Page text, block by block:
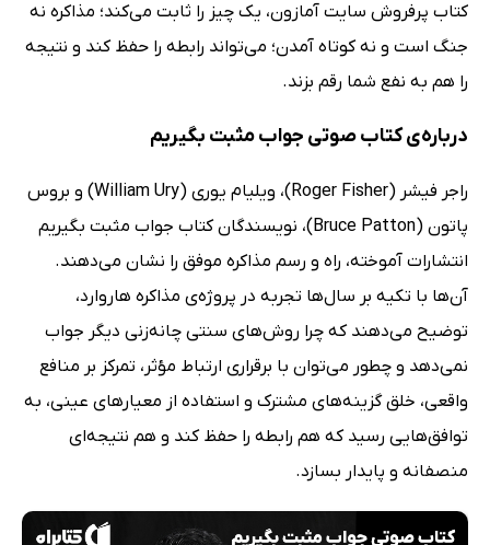
کتاب پرفروش سایت آمازون، یک چیز را ثابت می‌کند؛ مذاکره نه
جنگ است و نه کوتاه آمدن؛ می‌تواند رابطه را حفظ کند و نتیجه
را هم به نفع شما رقم بزند.
درباره‌ی کتاب صوتی جواب مثبت بگیریم
راجر فیشر (Roger Fisher)، ویلیام یوری (William Ury) و بروس
پاتون (Bruce Patton)، نویسندگان کتاب جواب مثبت بگیریم
انتشارات آموخته، راه و رسم مذاکره موفق را نشان می‌دهند.
آن‌ها با تکیه بر سال‌ها تجربه در پروژه‌ی مذاکره هاروارد،
توضیح می‌دهند که چرا روش‌های سنتی چانه‌زنی دیگر جواب
نمی‌دهد و چطور می‌توان با برقراری ارتباط مؤثر، تمرکز بر منافع
واقعی، خلق گزینه‌های مشترک و استفاده از معیارهای عینی، به
توافق‌هایی رسید که هم رابطه را حفظ کند و هم نتیجه‌ای
منصفانه و پایدار بسازد.